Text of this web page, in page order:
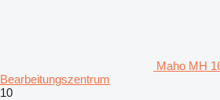
Maho MH
Bearbeitungszentrum
10